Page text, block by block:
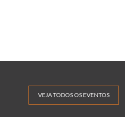
VEJA TODOS OS EVENTOS